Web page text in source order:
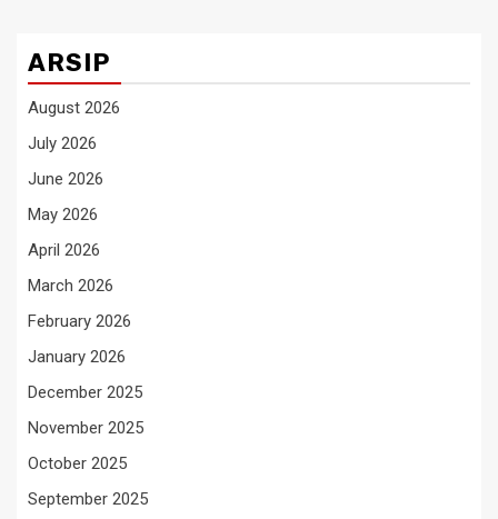
ARSIP
August 2026
July 2026
June 2026
May 2026
April 2026
March 2026
February 2026
January 2026
December 2025
November 2025
October 2025
September 2025